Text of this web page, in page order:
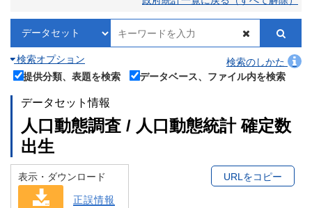
検索オプション
検索のしかた
提供分類、表題を検索
データベース、ファイル内を検索
データセット情報
人口動態調査 / 人口動態統計 確定数
出生
表示・ダウンロード
正誤情報
URLをコピー